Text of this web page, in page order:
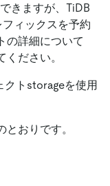
きますが、TiDB
ィックスを予約
の詳細について
ください。
クトstorageを使用
おりです。